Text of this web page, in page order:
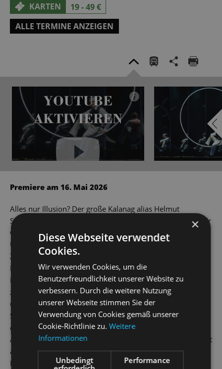
KARTEN
19 - 49 €
ALLE TERMINE ANZEIGEN
YOUTUBE
AKTIVIEREN
i
Premiere am 16. Mai 2026
Alles nur Illusion? Der große Kalanag alias Helmut
Schreiber ist der Darling der internationalen Zauberwelt. Er
weiß das Publikum um die wendigen Finger zu wickeln, als
Unterhaltungsakrobat mit den Emotionen der
Zuschauer*innen zu jonglieren. Inmitten der Trümmer im
Nachkriegsdeutschland lässt er in einer Megashow auf der
Bühne Autos verschwinden, seine Partnerin Gloria
zersägen und in der „Wunder-Bar“ – Simsalabim! – Milch
und Honig fließen. Aber hinter dem Vorhang lauern die
Schatten einer dunklen Vergangenheit. Erinnerungen an
einen verratenen jüdischen Freund im Filmbusiness blitzen
auf, die politisch gesäuberte Magiervereinigung, ein Auftritt
auf dem Obersalzberg. Kann ihm, dem Meister der
Inszenierung, sein größter Trick gelingen: Wird sich seine
×
Diese Webseite verwendet
Cookies.
Wir verwenden Cookies, um die
Benutzerfreundlichkeit unserer Website zu
verbessern. Durch die weitere Nutzung
unserer Webseite stimmen Sie der
Verwendung von Cookies gemäß unserer
Cookie-Richtlinie zu.Weitere
Informationen
Unbedingt
Performance